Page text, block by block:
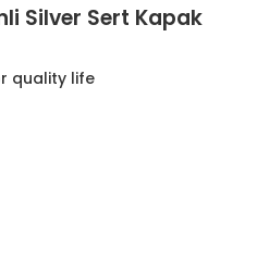
Silver Sert Kapak
quality life